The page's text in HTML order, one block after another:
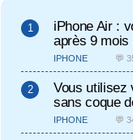
iPhone Air :
après 9
IPHONE 💬
Vous utilisez
sans coque
IPHONE 💬